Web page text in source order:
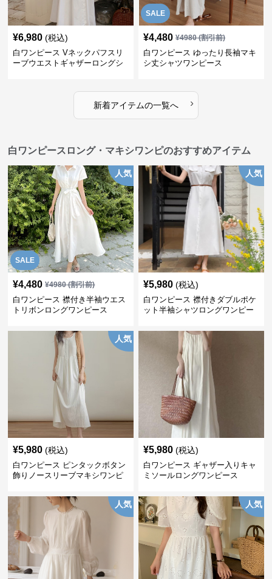
¥6,980 (税込)
白ワンピース Vネックパフスリ
ーブウエストギャザーロングシ
SALE
¥4,480 ¥4980(割引前)
白ワンピース ゆったり長袖マキ
シ丈シャツワンピース
新着アイテムの一覧へ ›
白ワンピースロング・マキシワンピのおすすめアイテム
SALE
人気
¥4,480 ¥4980(割引前)
白ワンピース 襟付き半袖ウエス
トリボンロングワンピース
人気
¥5,980 (税込)
白ワンピース 襟付きダブルポケ
ット半袖シャツロングワンピー
人気
¥5,980 (税込)
白ワンピース ピンタックボタン
飾りノースリーブマキシワンピ
¥5,980 (税込)
白ワンピース ギャザー入りキャ
ミソールロングワンピース
人気 人気